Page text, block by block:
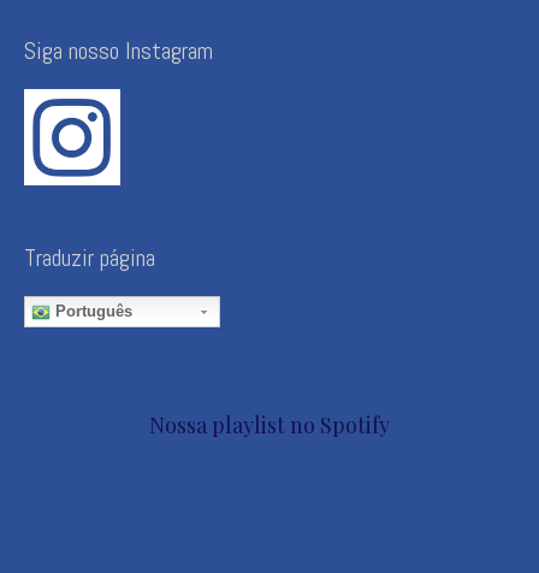
Siga nosso Instagram
Traduzir página
Português
Nossa playlist no Spotify